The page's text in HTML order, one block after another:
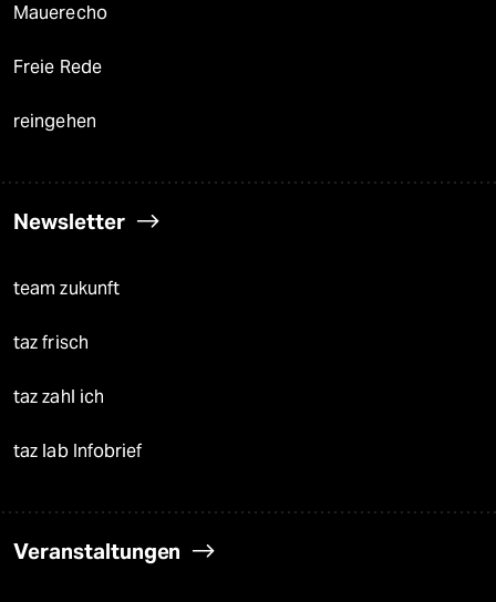
Mauerecho
Freie Rede
reingehen
Newsletter
team zukunft
taz frisch
taz zahl ich
taz lab Infobrief
Veranstaltungen